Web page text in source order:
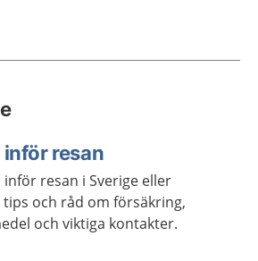
resan
resan i Sverige eller
och råd om försäkring,
och viktiga kontakter.